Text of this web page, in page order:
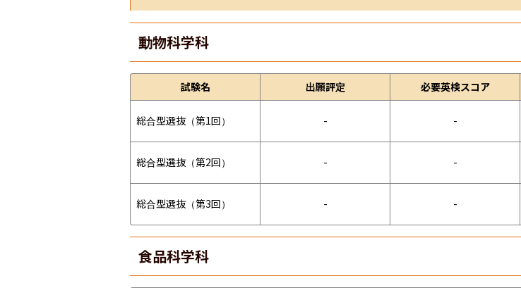
動物科学科
試験名 出願評定 必要英検スコア
総合型選抜（第1回） - -
総合型選抜（第2回） - -
総合型選抜（第3回） - -
食品科学科